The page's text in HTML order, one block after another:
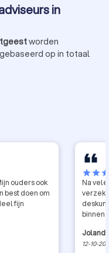
in
worden
gebaseerd op in totaal
ouders ook
best doen om
fijn
starstar
Na
deskundig geholpen Bij de eerste
binnen
12-10-